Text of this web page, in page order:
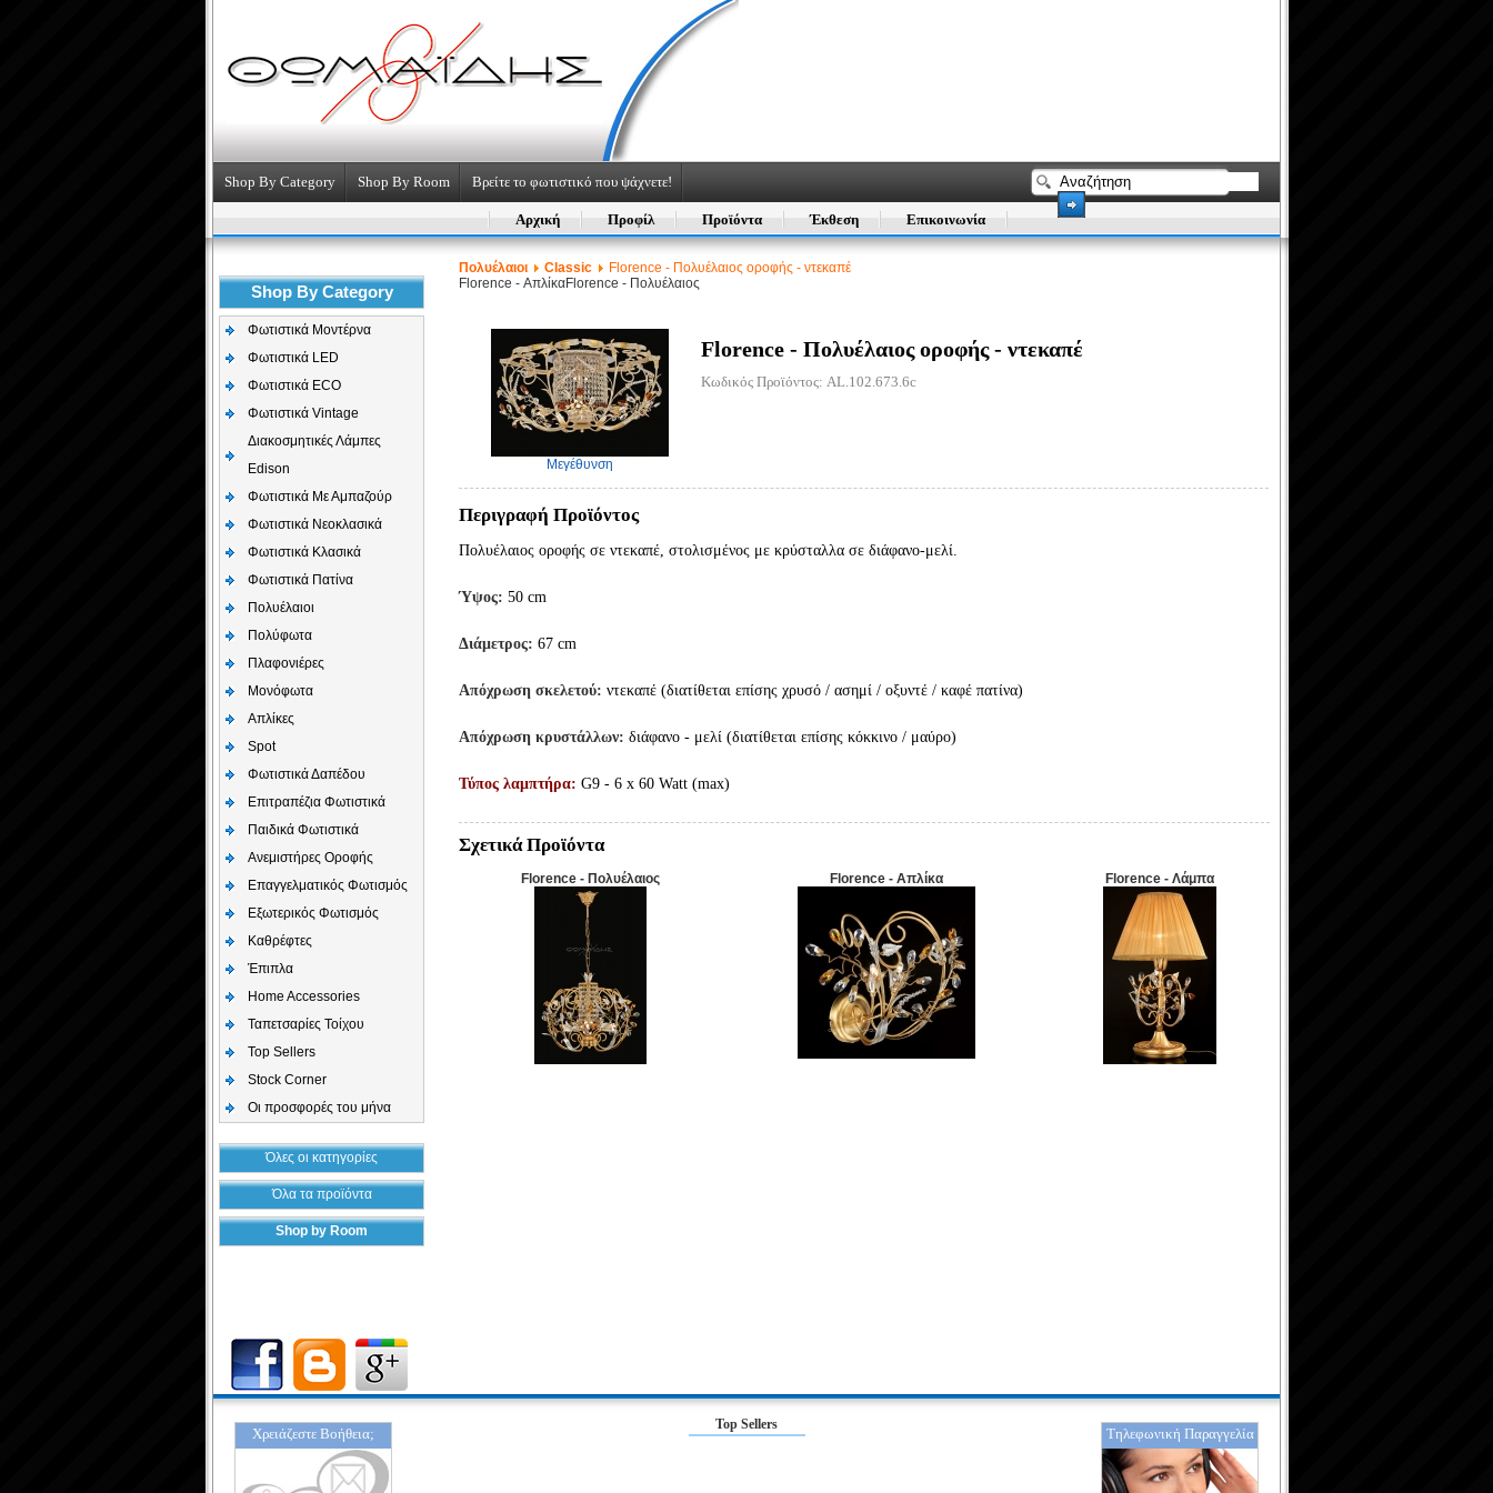
Shop By Category Shop By Room Βρείτε το φωτιστικό που ψάχνετε!
Αρχική Προφίλ Προϊόντα Έκθεση Επικοινωνία
Shop By Category
Φωτιστικά Μοντέρνα
Φωτιστικά LED
Φωτιστικά ECO
Φωτιστικά Vintage
Διακοσμητικές Λάμπες
Edison
Φωτιστικά Με Αμπαζούρ
Φωτιστικά Νεοκλασικά
Φωτιστικά Κλασικά
Φωτιστικά Πατίνα
Πολυέλαιοι
Πολύφωτα
Πλαφονιέρες
Μονόφωτα
Απλίκες
Spot
Φωτιστικά Δαπέδου
Επιτραπέζια Φωτιστικά
Παιδικά Φωτιστικά
Aνεμιστήρες Οροφής
Επαγγελματικός Φωτισμός
Εξωτερικός Φωτισμός
Καθρέφτες
Έπιπλα
Home Accessories
Ταπετσαρίες Τοίχου
Top Sellers
Stock Corner
Οι προσφορές του μήνα
Όλες οι κατηγορίες
Όλα τα προϊόντα
Shop by Room
Πολυέλαιοι Classic
Florence - Πολυέλαιος οροφής - ντεκαπέ
Florence - ΑπλίκαFlorence - Πολυέλαιος
Μεγέθυνση
Florence - Πολυέλαιος οροφής - ντεκαπέ
Κωδικός Προϊόντος: AL.102.673.6c
Περιγραφή Προϊόντος
Πολυέλαιος οροφής σε ντεκαπέ, στολισμένος με κρύσταλλα σε διάφανο-μελί.
Ύψος: 50 cm
Διάμετρος: 67 cm
Απόχρωση σκελετού: ντεκαπέ (διατίθεται επίσης χρυσό / ασημί / οξυντέ / καφέ πατίνα)
Απόχρωση κρυστάλλων: διάφανο - μελί (διατίθεται επίσης κόκκινο / μαύρο)
Τύπος λαμπτήρα: G9 - 6 x 60 Watt (max)
Σχετικά Προϊόντα
Florence - Πολυέλαιος Florence - Απλίκα Florence - Λάμπα
Χρειάζεστε Βοήθεια;
Top Sellers
Τηλεφωνική Παραγγελία